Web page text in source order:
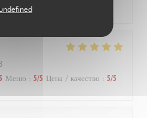
undefined
Меню : 5/5 Цена / качество : 5/5